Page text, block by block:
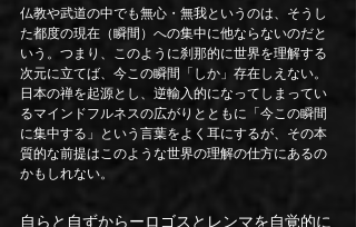
仏教や武道の中でも無心・無我というのは、そうし
た都度の現在（瞬間）への集中に他ならないのだと
いう。つまり、このように刹那的に世界を理解する
次元に立てば、今この瞬間「しか」存在しえない。
日本の禅を起源とし、逆輸入的になってしまってい
るマインドフルネスの広がりとともに「今この瞬間
に集中する」という言葉をよく耳にするが、その本
質的な前提はこのような世界の理解の仕方にあるの
かもしれない。
自らと自ずからーロゴスとレンマを自覚的に